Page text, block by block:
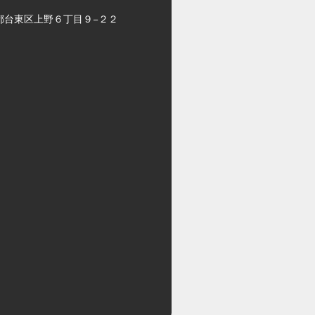
台東区上野６丁目９−２２